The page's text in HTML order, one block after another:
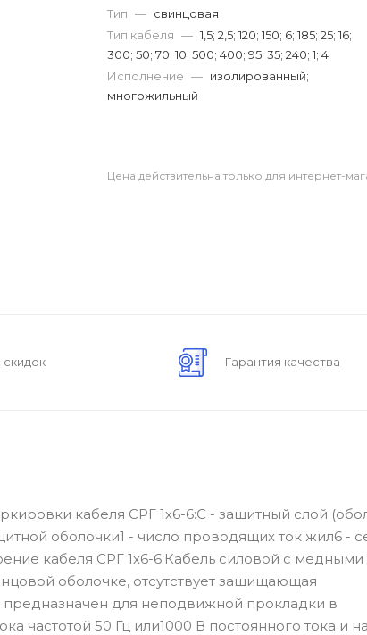
Тип — свинцовая
Тип кабеля — 1,5; 2,5; 120; 150; 6; 185; 25; 16;
300; 50; 70; 10; 500; 400; 95; 35; 240; 1; 4
Исполнение — изолированный;
многожильный
Цена действительна только для интернет-
Гарантия качества
кабеля СРГ 1х6-6:С - защитный слой
оболочки1 - число проводящих ток жил6 -
кабеля СРГ 1х6-6:Кабель силовой с медными
оболочке, отсутствует защищающая
предназначен для неподвижной прокладки в
частотой 50 Гц или1000 В постоянного тока и на